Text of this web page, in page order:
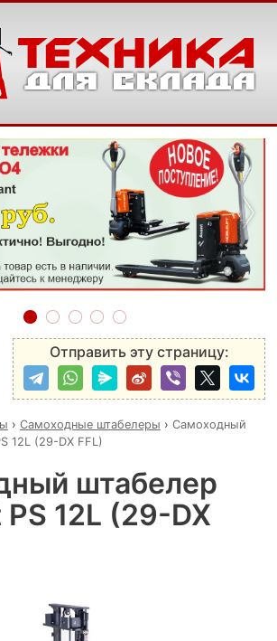
›
Отправить эту страницу:
› Самоходные штабелеры › Самоходный
12L (29-DX FFL)
штабелер
12L (29-DX